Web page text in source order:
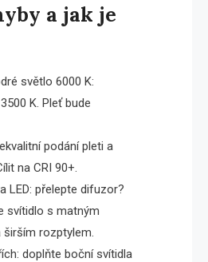
a jak je
světlo 6000 K:
K. Pleť bude
podání pleti a
na CRI 90+.
LED: přelepte difuzor?
svítidlo s matným
rozptylem.
doplňte boční svítidla